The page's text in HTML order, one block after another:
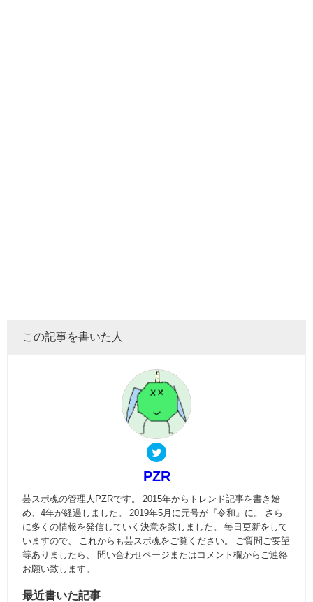
この記事を書いた人
PZR
芸スポ魂の管理人PZRです。 2015年からトレンド記事を書き始
め、4年が経過しました。 2019年5月に元号が『令和』に。 さら
に多くの情報を発信していく決意を致しました。 毎日更新をして
いますので、 これからも芸スポ魂をご覧ください。 ご質問ご要望
等ありましたら、 問い合わせページまたはコメント欄からご連絡
お願い致します。
最近書いた記事